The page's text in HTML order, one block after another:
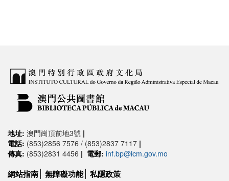
地址: 澳門崗頂前地3號 |
電話: (853)2856 7576 / (853)2837 7117 |
傳真: (853)2831 4456 | 電郵: inf.bp@icm.gov.mo
網站指南 無障礙功能 私隱政策